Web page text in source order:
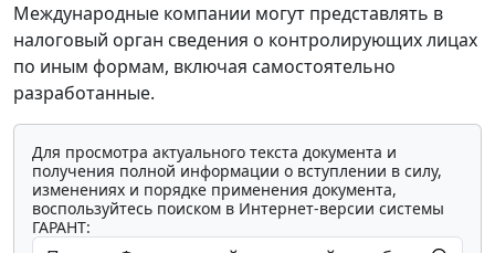
Международные компании могут представлять в
налоговый орган сведения о контролирующих лицах
по иным формам, включая самостоятельно
разработанные.
Для просмотра актуального текста документа и
получения полной информации о вступлении в силу,
изменениях и порядке применения документа,
воспользуйтесь поиском в Интернет-версии системы
ГАРАНТ: